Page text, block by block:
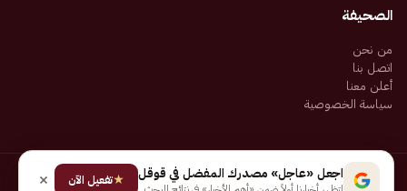
الصحيفة
من نحن
اتصل بنا
أعلن معنا
سياسة الخصوصية
جميع الحقوق محفوظة لـ شركة إيجاز للنشر الإلكتروني المالكة لصحيفة عاجل
اجعل «عاجل» مصدرك المفضل في قوقل ★تفعيل الآن